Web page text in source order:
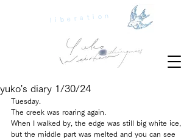
liberation
yuko's diary 1/30/24
Tuesday.
The creek was roaring again.
When I walked by, the edge was still big white ice,
but the middle part was melted and you can see